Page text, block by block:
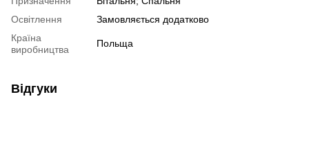
Освітлення
Замовляється додатково
Країна
виробництва
Польща
Відгуки